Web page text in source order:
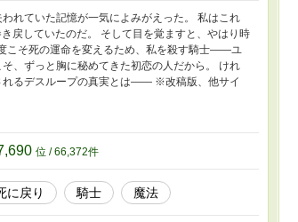
れていた記憶が一気によみがえった。 私はこれ
戻していたのだ。 そして目を覚ますと、やはり時
こそ死の運命を変えるため、私を殺す騎士――ユ
、ずっと胸に秘めてきた初恋の人だから。 けれ
れるデスループの真実とは―― ※改稿版、他サイ
位 / 66,372件
に戻り 騎士 魔法